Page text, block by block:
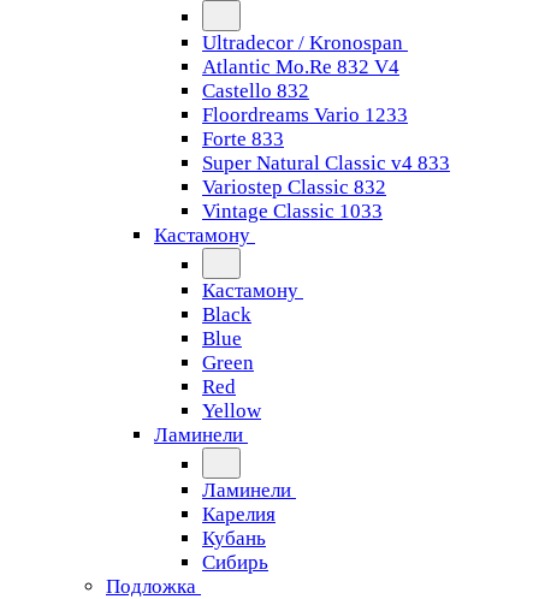
Ultradecor / Kronospan
Atlantic Mo.Re 832 V4
Castello 832
Floordreams Vario 1233
Forte 833
Super Natural Classic v4 833
Variostep Classic 832
Vintage Classic 1033
Кастамону
Кастамону
Black
Blue
Green
Red
Yellow
Ламинели
Ламинели
Карелия
Кубань
Сибирь
Подложка